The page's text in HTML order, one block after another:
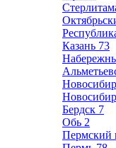
Казань 73
Бердск 7
Обь 2
Пермский